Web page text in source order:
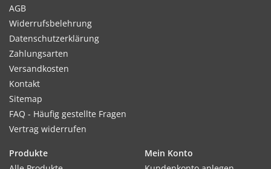
AGB
Widerrufsbelehrung
Datenschutzerklärung
Zahlungsarten
Versandkosten
Kontakt
Sitemap
FAQ - Häufig gestellte Fragen
Vertrag widerrufen
Produkte
Mein Konto